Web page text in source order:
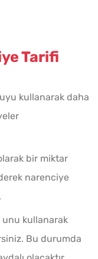
Tarifi
kullanarak daha
bir miktar
narenciye
kullanarak
Bu durumda